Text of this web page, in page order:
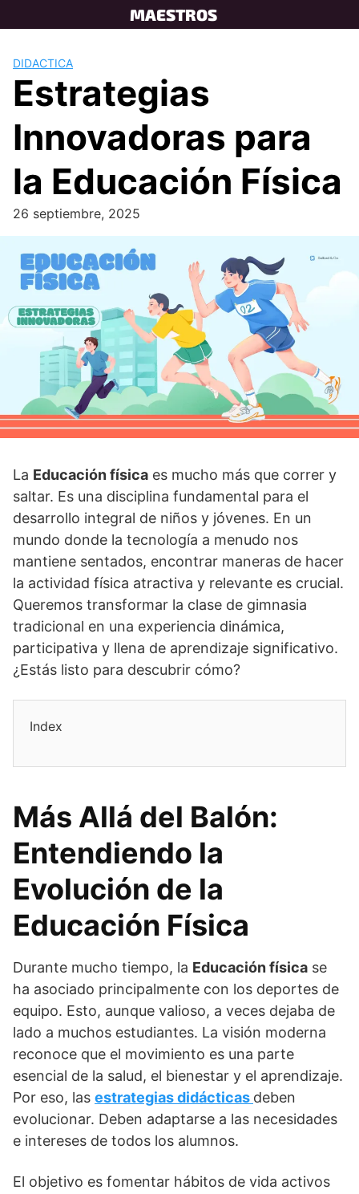
to
MAESTROS
DIDACTICA
Estrategias
Innovadoras para
la Educación Física
26 septiembre, 2025
La Educación física es mucho más que correr y
saltar. Es una disciplina fundamental para el
desarrollo integral de niños y jóvenes. En un
mundo donde la tecnología a menudo nos
mantiene sentados, encontrar maneras de hacer
la actividad física atractiva y relevante es crucial.
Queremos transformar la clase de gimnasia
tradicional en una experiencia dinámica,
participativa y llena de aprendizaje significativo.
¿Estás listo para descubrir cómo?
Index
Más Allá del Balón:
Entendiendo la
Evolución de la
Educación Física
Durante mucho tiempo, la Educación física se
ha asociado principalmente con los deportes de
equipo. Esto, aunque valioso, a veces dejaba de
lado a muchos estudiantes. La visión moderna
reconoce que el movimiento es una parte
esencial de la salud, el bienestar y el aprendizaje.
Por eso, las estrategias didácticas deben
evolucionar. Deben adaptarse a las necesidades
e intereses de todos los alumnos.
El objetivo es fomentar hábitos de vida activos